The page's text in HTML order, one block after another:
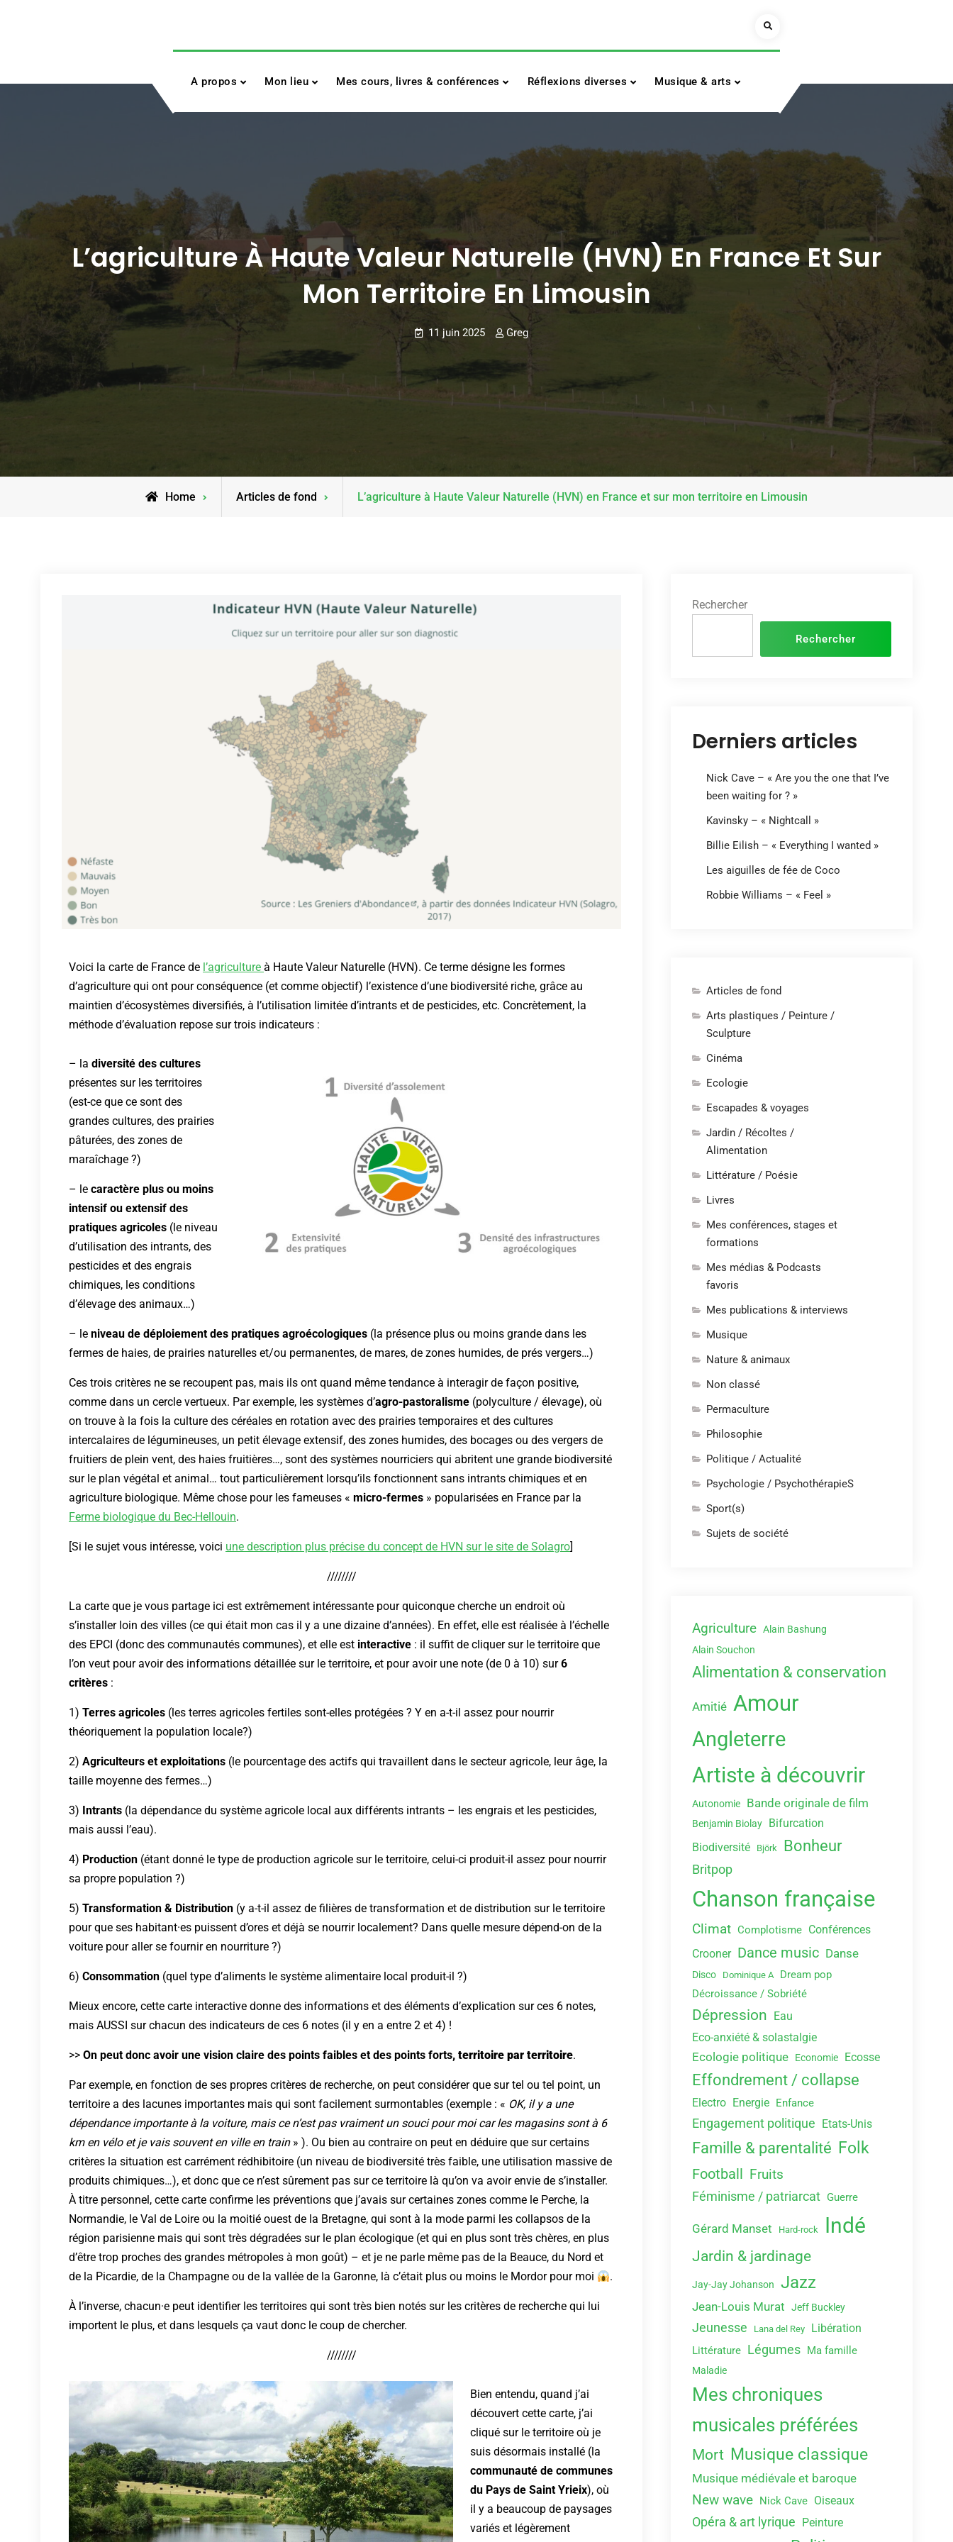
Search
A propos Mon lieu Mes cours, livres & conférences Réflexions diverses Musique & arts
L’agriculture À Haute Valeur Naturelle (HVN) En France Et Sur
Mon Territoire En Limousin
11 juin 2025 Greg
Home Articles de fond L’agriculture à Haute Valeur Naturelle (HVN) en France et sur mon territoire en Limousin
Voici la carte de France de l’agriculture à Haute Valeur Naturelle (HVN). Ce terme désigne les formes
d’agriculture qui ont pour conséquence (et comme objectif) l’existence d’une biodiversité riche, grâce au
maintien d’écosystèmes diversifiés, à l’utilisation limitée d’intrants et de pesticides, etc. Concrètement, la
méthode d’évaluation repose sur trois indicateurs :
– la diversité des cultures
présentes sur les territoires
(est-ce que ce sont des
grandes cultures, des prairies
pâturées, des zones de
maraîchage ?)
– le caractère plus ou moins
intensif ou extensif des
pratiques agricoles (le niveau
d’utilisation des intrants, des
pesticides et des engrais
chimiques, les conditions
d’élevage des animaux…)
– le niveau de déploiement des pratiques agroécologiques (la présence plus ou moins grande dans les
fermes de haies, de prairies naturelles et/ou permanentes, de mares, de zones humides, de prés vergers…)
Ces trois critères ne se recoupent pas, mais ils ont quand même tendance à interagir de façon positive,
comme dans un cercle vertueux. Par exemple, les systèmes d’agro-pastoralisme (polyculture / élevage), où
on trouve à la fois la culture des céréales en rotation avec des prairies temporaires et des cultures
intercalaires de légumineuses, un petit élevage extensif, des zones humides, des bocages ou des vergers de
fruitiers de plein vent, des haies fruitières…, sont des systèmes nourriciers qui abritent une grande biodiversité
sur le plan végétal et animal… tout particulièrement lorsqu’ils fonctionnent sans intrants chimiques et en
agriculture biologique. Même chose pour les fameuses « micro-fermes » popularisées en France par la
Ferme biologique du Bec-Hellouin.
[Si le sujet vous intéresse, voici une description plus précise du concept de HVN sur le site de Solagro]
////////
La carte que je vous partage ici est extrêmement intéressante pour quiconque cherche un endroit où
s’installer loin des villes (ce qui était mon cas il y a une dizaine d’années). En effet, elle est réalisée à l’échelle
des EPCI (donc des communautés communes), et elle est interactive : il suffit de cliquer sur le territoire que
l’on veut pour avoir des informations détaillée sur le territoire, et pour avoir une note (de 0 à 10) sur6
critères :
1) Terres agricoles (les terres agricoles fertiles sont-elles protégées ? Y en a-t-il assez pour nourrir
théoriquement la population locale?)
2) Agriculteurs et exploitations (le pourcentage des actifs qui travaillent dans le secteur agricole, leur âge, la
taille moyenne des fermes…)
3) Intrants (la dépendance du système agricole local aux différents intrants – les engrais et les pesticides,
mais aussi l’eau).
4) Production (étant donné le type de production agricole sur le territoire, celui-ci produit-il assez pour nourrir
sa propre population ?)
5) Transformation & Distribution (y a-t-il assez de filières de transformation et de distribution sur le territoire
pour que ses habitant·es puissent d’ores et déjà se nourrir localement? Dans quelle mesure dépend-on de la
voiture pour aller se fournir en nourriture ?)
6) Consommation (quel type d’aliments le système alimentaire local produit-il ?)
Mieux encore, cette carte interactive donne des informations et des éléments d’explication sur ces 6 notes,
mais AUSSI sur chacun des indicateurs de ces 6 notes (il y en a entre 2 et 4) !
>> On peut donc avoir une vision claire des points faibles et des points forts, territoire par territoire.
Par exemple, en fonction de ses propres critères de recherche, on peut considérer que sur tel ou tel point, un
territoire a des lacunes importantes mais qui sont facilement surmontables (exemple : « OK, il y a une
dépendance importante à la voiture, mais ce n’est pas vraiment un souci pour moi car les magasins sont à 6
km en vélo et je vais souvent en ville en train» ). Ou bien au contraire on peut en déduire que sur certains
critères la situation est carrément rédhibitoire (un niveau de biodiversité très faible, une utilisation massive de
produits chimiques…), et donc que ce n’est sûrement pas sur ce territoire là qu’on va avoir envie de s’installer.
À titre personnel, cette carte confirme les préventions que j’avais sur certaines zones comme le Perche, la
Normandie, le Val de Loire ou la moitié ouest de la Bretagne, qui sont à la mode parmi les collapsos de la
région parisienne mais qui sont très dégradées sur le plan écologique (et qui en plus sont très chères, en plus
d’être trop proches des grandes métropoles à mon goût) – et je ne parle même pas de la Beauce, du Nord et
de la Picardie, de la Champagne ou de la vallée de la Garonne, là c’était plus ou moins le Mordor pour moi
.
À l’inverse, chacun·e peut identifier les territoires qui sont très bien notés sur les critères de recherche qui lui
importent le plus, et dans lesquels ça vaut donc le coup de chercher.
////////
Bien entendu, quand j’ai
découvert cette carte, j’ai
cliqué sur le territoire où je
suis désormais installé (la
communauté de communes
du Pays de Saint Yrieix), où
il y a beaucoup de paysages
variés et légèrement
Rechercher
Rechercher
Derniers articles
Nick Cave – « Are you the one that I’ve
been waiting for ? »
Kavinsky – « Nightcall »
Billie Eilish – « Everything I wanted »
Les aiguilles de fée de Coco
Robbie Williams – « Feel »
Articles de fond
Arts plastiques / Peinture /
Sculpture
Cinéma
Ecologie
Escapades & voyages
Jardin / Récoltes /
Alimentation
Littérature / Poésie
Livres
Mes conférences, stages et
formations
Mes médias & Podcasts
favoris
Mes publications & interviews
Musique
Nature & animaux
Non classé
Permaculture
Philosophie
Politique / Actualité
Psychologie / PsychothérapieS
Sport(s)
Sujets de société
Agriculture Alain Bashung
Alain Souchon
Alimentation & conservation
Amitié Amour
Angleterre
Artiste à découvrir
Autonomie Bande originale de film
Benjamin Biolay
Bifurcation
Biodiversité
Björk Bonheur
Britpop
Chanson française
Climat Complotisme Conférences
Crooner Dance music Danse
Disco Dominique A
Dream pop
Décroissance / Sobriété
Dépression Eau
Eco-anxiété & solastalgie
Ecologie politique Economie Ecosse
Effondrement / collapse
Electro Energie Enfance
Engagement politique Etats-Unis
Famille & parentalité Folk
Football Fruits
Féminisme / patriarcat Guerre
Gérard Manset Hard-rock Indé
Jardin & jardinage
Jay-Jay Johanson Jazz
Jean-Louis Murat Jeff Buckley
Jeunesse Lana del Rey Libération
Littérature Légumes Ma famille
Maladie
Mes chroniques
musicales préférées
Mort Musique classique
Musique médiévale et baroque
New wave Nick Cave Oiseaux
Opéra & art lyrique Peinture